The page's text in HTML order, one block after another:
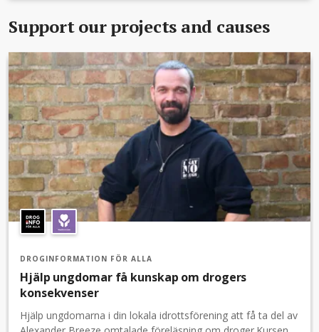
Support our projects and causes
DROGINFORMATION FÖR ALLA
Hjälp ungdomar få kunskap om drogers
konsekvenser
Hjälp ungdomarna i din lokala idrottsförening att få ta del av